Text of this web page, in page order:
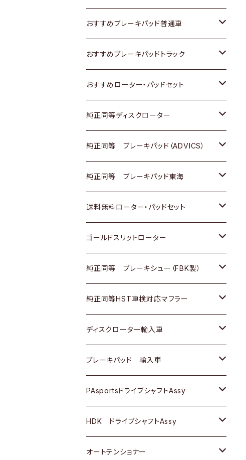
日産
いすゞ
ダイハツ
マツダ
三菱
スバル
日野
三菱ふそう
ＢＭＷ
スズキ
日産
いすゞ
ダイハツ
マツダ
三菱
日野
三菱ふそう
スズキ
日産
いすゞ
ダイハツ
三菱
日野
三菱ふそう
その他
トヨタ
ホンダ
スズキ
日産
ダイハツ
マツダ
三菱
スバル
おすすめブレーキパッド普通車
トヨタ
ホンダ
スズキ
日産
いすゞ
ダイハツ
マツダ
三菱
スバル
おすすめブレーキパッドトラック
トヨタ
日産
いすゞ
ダイハツ
マツダ
三菱
おすすめローター・パッドセット
トヨタ
ホンダ
スズキ
日産
ダイハツ
マツダ
三菱
スバル
純正同等ディスクローター
トヨタ
ホンダ
スズキ
日産
いすゞ
ダイハツ
マツダ
三菱
スバル
ＢＥＮＺ
純正同等 ブレーキパッド（ADVICS）
トヨタ
ホンダ
スズキ
日産
ダイハツ
マツダ
三菱
スバル
純正同等 ブレーキパッド東海
トヨタ
ホンダ
日産
いすゞ
ダイハツ
マツダ
三菱
スバル
送料無料ローター・パッドセット
トヨタ
ホンダ
スズキ
日産
ダイハツ
マツダ
三菱
スバル
ゴールドスリットローター
トヨタ
ホンダ
スズキ
日産
ダイハツ
マツダ
三菱
純正同等 ブレーキシュー（FBK製）
ホンダ
スズキ
日産
ダイハツ
マツダ
三菱
純正同等HST車検対応マフラー
トヨタ
ホンダ
スズキ
日産
いすゞ
ディスクローター輸入車
ＡＵＤＩ
ＢＥＮＺ
ＢＭＷ
GOLF
ブレーキパッド 輸入車
ＢＥＮＺ
ＢＭＷ
ＷＡＧＥＮ
PAsportsドライブシャフトAssy
トヨタ
ホンダ
HDK ドライブシャフトAssy
スズキ
オートテンショナー